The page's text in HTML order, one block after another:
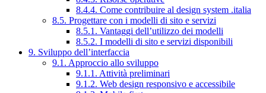
8.4.4. Come contribuire al design system .italia
8.5. Progettare con i modelli di sito e servizi
8.5.1. Vantaggi dell’utilizzo dei modelli
8.5.2. I modelli di sito e servizi disponibili
9. Sviluppo dell’interfaccia
9.1. Approccio allo sviluppo
9.1.1. Attività preliminari
9.1.2. Web design responsivo e accessibile